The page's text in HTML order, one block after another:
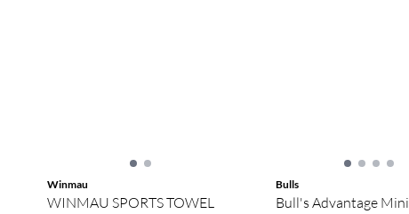
Winmau
WINMAU SPORTS TOWEL
Bulls
Bull's Advantage Mini